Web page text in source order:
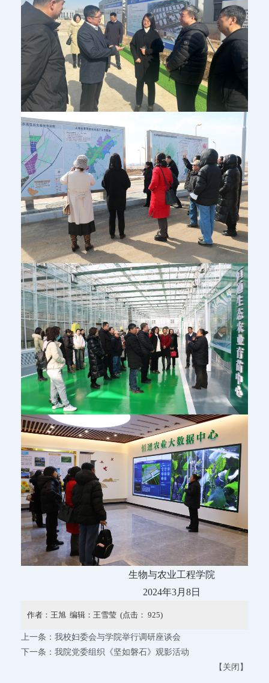
生物与农业工程学院
2024年3月8日
作者：王旭 编辑：王雪莹 (点击： 925)
上一条： 我校妇委会与学院举行调研座谈会
下一条： 我院党委组织《坚如磐石》观影活动
【 关闭 】